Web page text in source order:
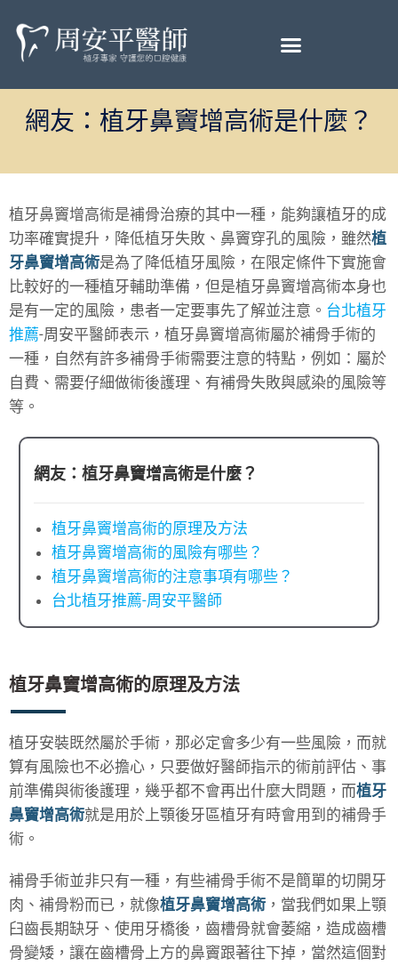
網友：植牙鼻竇增高術是什麼？
植牙鼻竇增高術是補骨治療的其中一種，能夠讓植牙的成
功率確實提升，降低植牙失敗、鼻竇穿孔的風險，雖然植
牙鼻竇增高術是為了降低植牙風險，在限定條件下實施會
比較好的一種植牙輔助準備，但是植牙鼻竇增高術本身也
是有一定的風險，患者一定要事先了解並注意。 台北植牙
推薦-周安平醫師表示，植牙鼻竇增高術屬於補骨手術的
一種，自然有許多補骨手術需要注意的特點，例如：屬於
自費、需要仔細做術後護理、有補骨失敗與感染的風險等
等。
網友：植牙鼻竇增高術是什麼？
植牙鼻竇增高術的原理及方法
植牙鼻竇增高術的風險有哪些？
植牙鼻竇增高術的注意事項有哪些？
台北植牙推薦-周安平醫師
植牙鼻竇增高術的原理及方法
植牙安裝既然屬於手術，那必定會多少有一些風險，而就
算有風險也不必擔心，只要做好醫師指示的術前評估、事
前準備與術後護理，幾乎都不會再出什麼大問題，而植牙
鼻竇增高術就是用於上顎後牙區植牙有時會用到的補骨手
術。
補骨手術並非只有一種，有些補骨手術不是簡單的切開牙
肉、補骨粉而已，就像植牙鼻竇增高術 ，當我們如果上顎
臼齒長期缺牙、使用牙橋後，齒槽骨就會萎縮，造成齒槽
骨變矮，讓在齒槽骨上方的鼻竇跟著往下掉，當然這個對